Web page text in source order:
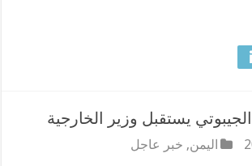
يستقبل وزير الخارجية
اليمن, خبر عاجل